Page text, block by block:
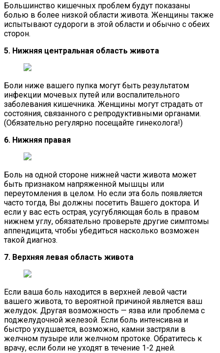
Большинство кишечных проблем будут показаны
болью в более низкой области живота. Женщины также
испытывают судороги в этой области и обычно с обеих
сторон.
5. Нижняя центральная область живота
Боли ниже вашего пупка могут быть результатом
инфекции мочевых путей или воспалительного
заболевания кишечника. Женщины могут страдать от
состояния, связанного с репродуктивными органами.
(Обязательно регулярно посещайте гинеколога!)
6. Нижняя правая
Боль на одной стороне нижней части живота может
быть признаком напряженной мышцы или
переутомления в целом. Но если эта боль появляется
часто тогда, Вы должны посетить Вашего доктора. И
если у вас есть острая, усугубляющая боль в правом
нижнем углу, обязательно проверьте другие симптомы
аппендицита, чтобы убедиться насколько возможен
такой диагноз.
7. Верхняя левая область живота
Если ваша боль находится в верхней левой части
вашего живота, то вероятной причиной является ваш
желудок. Другая возможность — язва или проблема с
поджелудочной железой. Если боль интенсивна и
быстро ухудшается, возможно, камни застряли в
желчном пузыре или желчном протоке. Обратитесь к
врачу, если боли не уходят в течение 1-2 дней.